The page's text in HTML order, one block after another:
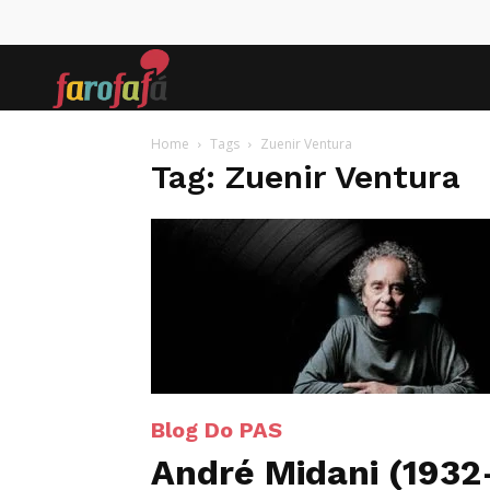
Home Tags Zuenir Ventura
Tag: Zuenir Ventura
Blog Do PAS
André Midani